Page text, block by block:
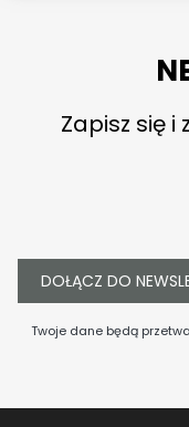
Zapisz się i
DOŁĄCZ DO
Twoje dane będą